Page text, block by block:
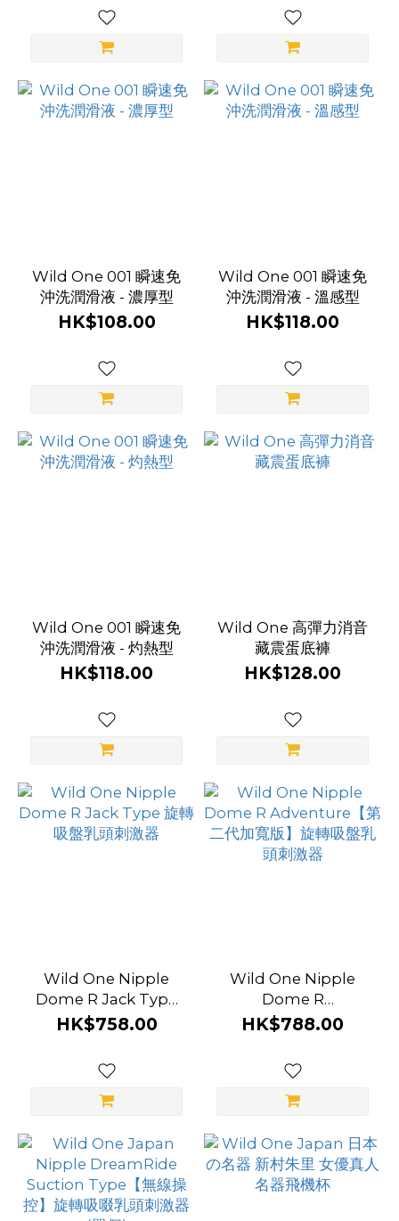
Wild One 001 瞬速免
沖洗潤滑液 - 濃厚型
HK$108.00
Wild One 001 瞬速免
沖洗潤滑液 - 溫感型
HK$118.00
Wild One 001 瞬速免
沖洗潤滑液 - 灼熱型
HK$118.00
Wild One 高彈力消音
藏震蛋底褲
HK$128.00
Wild One Nipple
Dome R Jack Type
旋轉吸盤乳頭刺激器
HK$758.00
Wild One Nipple
Dome R
Adventure【第二代加
激器
HK$788.00